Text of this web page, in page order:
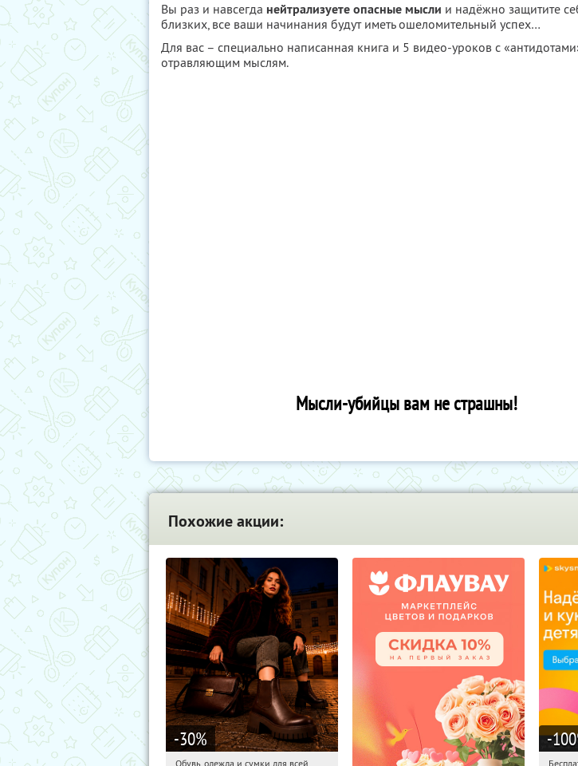
Вы раз и навсегда нейтрализуете опасные мысли и надёжно защитите
близких, все ваши начинания будут иметь ошеломительный успех…
Для вас – специально написанная книга и 5 видео-уроков с
отравляющим мыслям.
Мысли-убийцы вам не страшны!
Похожие акции:
-30%
Обувь, одежда и сумки для всей
-100